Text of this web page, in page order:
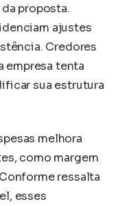
proposta.
ajustes
Credores
empresa tenta
sua estrutura
melhora
como margem
ressalta
esses